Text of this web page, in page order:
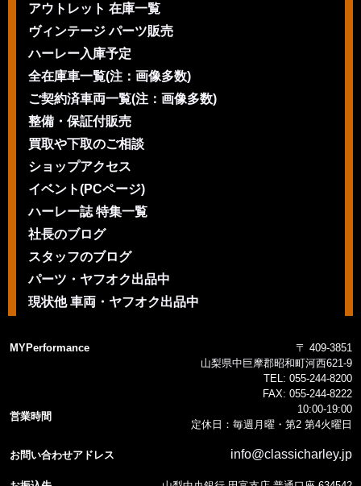
アウトレット 在庫一覧
ヴィンテージ パーツ販売
ハーレー入庫予定
全在庫車一覧(注：画像多数)
ご契約済車両一覧(注：画像多数)
整備・保証付販売
買取や下取のご相談
ショップアクセス
イベント(PCページ)
ハーレー誌 特集一覧
社長のブログ
スタッフのブログ
パーツ・ヤフオク出品中
現状他 車両・ヤフオク出品中
MYPerformance
〒 409-3851
山梨県中巨摩郡昭和町河西621-9
TEL: 055-244-8200
FAX: 055-244-8222
営業時間
10:00-19:00
定休日：毎週月曜・第2 第4火曜日
お問い合わせアドレス info@classicharley.jp